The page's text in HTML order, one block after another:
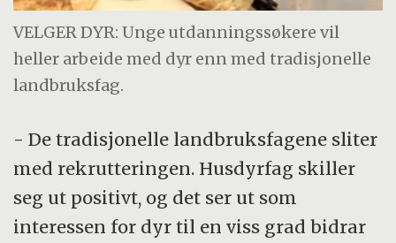
VELGER DYR: Unge utdanningssøkere vil
heller arbeide med dyr enn med tradisjonelle
landbruksfag.
- De tradisjonelle landbruksfagene sliter
med rekrutteringen. Husdyrfag skiller
seg ut positivt, og det ser ut som
interessen for dyr til en viss grad bidrar